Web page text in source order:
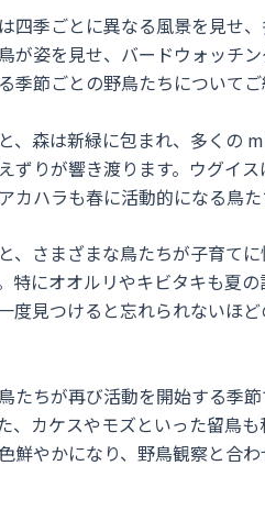
四季ごとに異なる風景を見せ
が姿を見せ、バードウォッチ
季節ごとの野鳥たちについてご
、森は新緑に包まれ、多くの
ずりが響き渡ります。ウグイ
カハラも春に活動的になる鳥
、さまざまな鳥たちが子育て
特にオオルリやキビタキも夏
度見つけると忘れられないほ
たちが再び活動を開始する季
、カケスやモズといった留鳥
鮮やかになり、野鳥観察と合